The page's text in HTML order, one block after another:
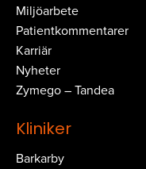
Miljöarbete
Patientkommentarer
Karriär
Nyheter
Zymego – Tandea
Kliniker
Barkarby